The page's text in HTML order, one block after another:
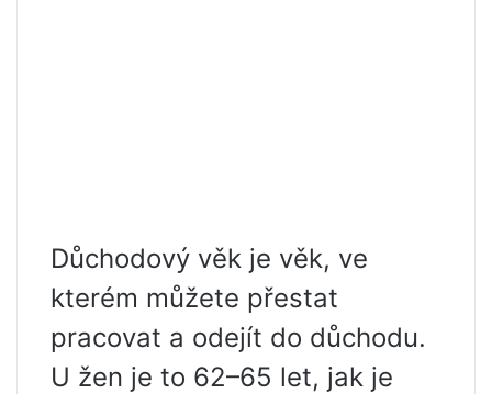
Důchodový věk je věk, ve
kterém můžete přestat
pracovat a odejít do důchodu.
U žen je to 62–65 let, jak je